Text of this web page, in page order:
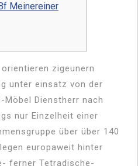
Meinereiner
zigeunern
unter einsatz von der
Möbel Dienstherr nach
nur Einzelheit einer
über über 140
europaweit hinter
ferner Tetradische-